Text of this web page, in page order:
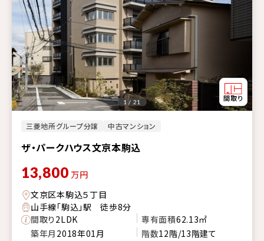
三菱地所グループ分譲 中古マンション
ザ・パークハウス文京本駒込
1 / 21
13,800 万円
文京区本駒込５丁目
山手線「駒込」駅 徒歩8分
間取り2LDK 専有面積62.13㎡
築年月 2018年01月 階数12階/13階建て